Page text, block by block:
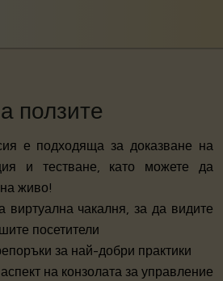
ползите
е подходяща за доказване на
и тестване, като можете да
живо!
виртуална чакалня, за да видите
посетители
за най-добри практики
на конзолата за управление